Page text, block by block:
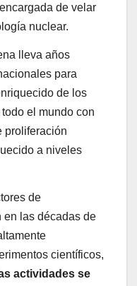
de velar
nuclear.
lleva años
para
de los
el mundo con
proliferación
a niveles
de
en las décadas de
científicos,
actividades se